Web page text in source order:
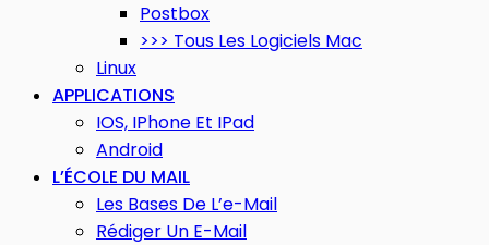
Postbox
>>> Tous Les Logiciels Mac
Linux
APPLICATIONS
IOS, IPhone Et IPad
Android
L’ÉCOLE DU MAIL
Les Bases De L’e-Mail
Rédiger Un E-Mail